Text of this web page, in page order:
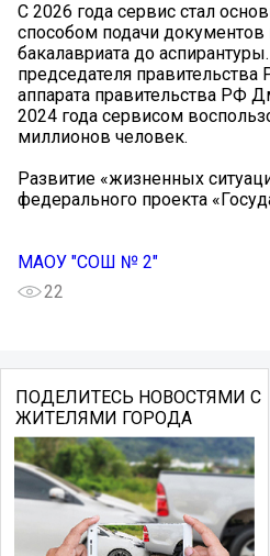
С 2026 года сервис стал
способом подачи
бакалавриата до
председателя
аппарата правительства РФ
2024 года сервисом
миллионов человек.
Развитие «жизненных
федерального проекта
МАОУ "СОШ № 2"
22
ПОДЕЛИТЕСЬ НОВОСТЯМИ С
ЖИТЕЛЯМИ ГОРОДА